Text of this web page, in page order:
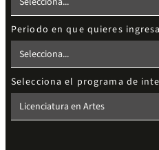
Periodo en que quieres
Selecciona el programa de